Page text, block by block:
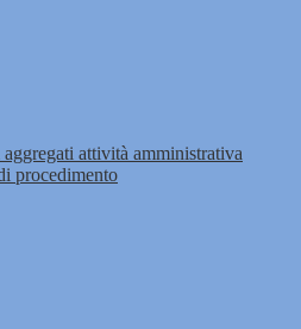
attività amministrativa
procedimento